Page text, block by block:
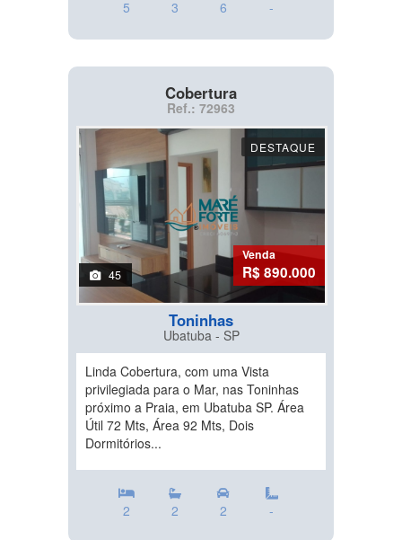
5 3 6 -
Cobertura
Ref.: 72963
DESTAQUE
45
Venda
R$ 890.000
Toninhas
Ubatuba - SP
Linda Cobertura, com uma Vista
privilegiada para o Mar, nas Toninhas
próximo a Praia, em Ubatuba SP. Área
Útil 72 Mts, Área 92 Mts, Dois
Dormitórios...
2 2 2 -